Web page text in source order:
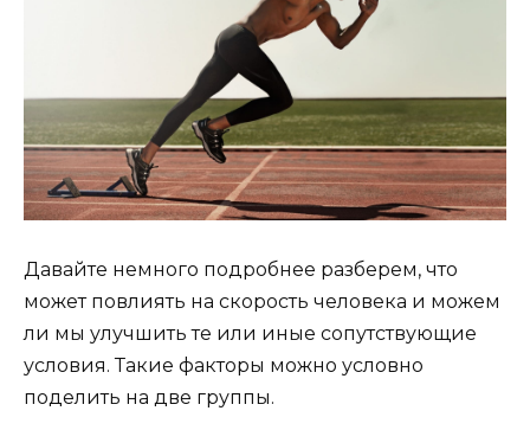
Давайте немного подробнее разберем, что
может повлиять на скорость человека и можем
ли мы улучшить те или иные сопутствующие
условия. Такие факторы можно условно
поделить на две группы.